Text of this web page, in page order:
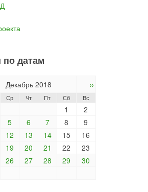
по датам
Декабрь 2018 »
Ср Чт Пт Сб Вс
1
2
5 6 7 8
9
12 13 14 15
16
19 20 21 22
23
26 27 28 29
30